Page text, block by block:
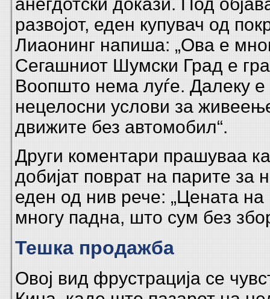
анегдотски докази. Под
развојот, еден купувач од
Лиаонинг напиша: „Ова е
Сегашниот Шумски Град е
Воопшто нема луѓе. Далеку е
нецелосни услови за
движите без автомобил“.
Други коментари прашуваа
добијат поврат на парите за
еден од нив рече: „Цената на
многу падна, што сум без
Тешка продажба
Овој вид фрустрација се